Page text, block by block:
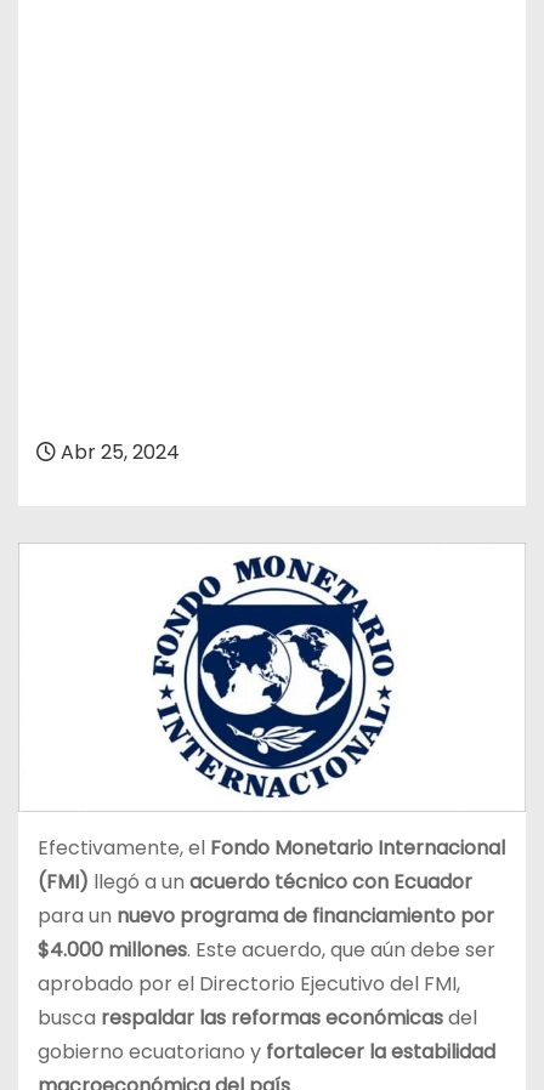
Abr 25, 2024
Efectivamente, el Fondo Monetario Internacional
(FMI) llegó a un acuerdo técnico con Ecuador
para un nuevo programa de financiamiento por
$4.000 millones. Este acuerdo, que aún debe ser
aprobado por el Directorio Ejecutivo del FMI,
busca respaldar las reformas económicasdel
gobierno ecuatoriano y fortalecer la estabilidad